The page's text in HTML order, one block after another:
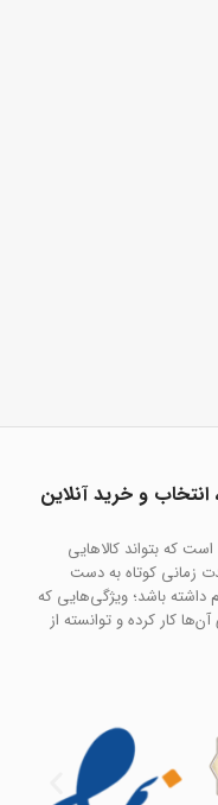
انتخاب و خرید آنلاین
که بتواند کالاهایی
زمانی کوتاه به دست
داشته باشد؛ ویژگی‌هایی که
کار کرده و توانسته از